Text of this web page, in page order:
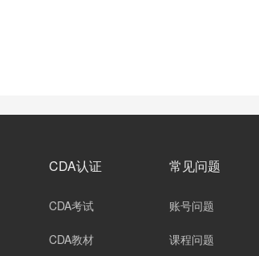
CDA认证
CDA考试
CDA教材
常见问题
账号问题
课程问题